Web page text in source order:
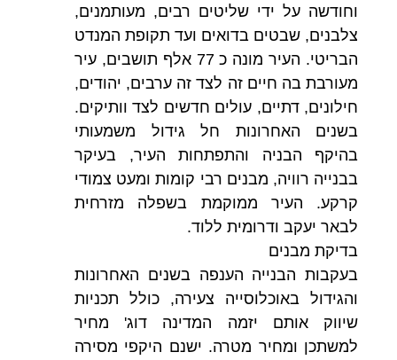
וחודשה על ידי שליטים רבים, מעותמנים,
צלבנים, שבטים בדואים ועד תקופת המנדט
הבריטי. העיר מונה כ 77 אלף תושבים, עיר
מעורבת בה חיים זה לצד זה ערבים, יהודים,
חילונים, דתיים, עולים חדשים לצד וותיקים.
בשנים האחרונות חל גידול משמעותי
בהיקף הבניה והתפתחות העיר, בעיקר
בבנייה רוויה, מבנים רבי קומות ומעט צמודי
קרקע. העיר ממוקמת בשפלה מזרחית
לבאר יעקב ודרומית ללוד.
בדיקת מבנים
בעקבות הבנייה הענפה בשנים האחרונות
והגידול באוכלוסייה צעירה, כולל תכניות
שיווק אותם יזמה המדינה דוג' מחיר
למשתכן ומחיר מטרה. ישנם היקפי מסירה